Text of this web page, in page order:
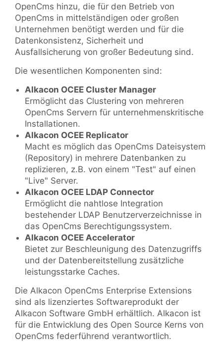
OpenCms hinzu, die für den Betrieb von
OpenCms in mittelständigen oder großen
Unternehmen benötigt werden und für die
Datenkonsistenz, Sicherheit und
Ausfallsicherung von großer Bedeutung sind.
Die wesentlichen Komponenten sind:
Alkacon OCEE Cluster Manager
Ermöglicht das Clustering von mehreren
OpenCms Servern für unternehmenskritische
Installationen.
Alkacon OCEE Replicator
Macht es möglich das OpenCms Dateisystem
(Repository) in mehrere Datenbanken zu
replizieren, z.B. von einem "Test" auf einen
"Live" Server.
Alkacon OCEE LDAP Connector
Ermöglicht die nahtlose Integration
bestehender LDAP Benutzerverzeichnisse in
das OpenCms Berechtigungssystem.
Alkacon OCEE Accelerator
Bietet zur Beschleunigung des Datenzugriffs
und der Datenbereitstellung zusätzliche
leistungsstarke Caches.
Die Alkacon OpenCms Enterprise Extensions
sind als lizenziertes Softwareprodukt der
Alkacon Software GmbH erhältlich. Alkacon ist
für die Entwicklung des Open Source Kerns von
OpenCms federführend verantwortlich.